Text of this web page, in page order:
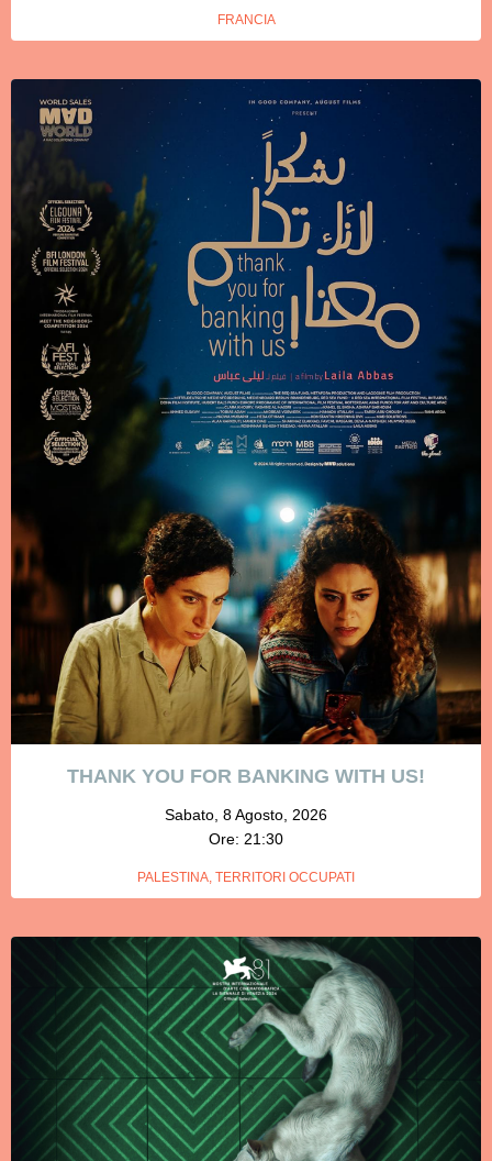
FRANCIA
THANK YOU FOR BANKING WITH US!
Sabato, 8 Agosto, 2026
Ore: 21:30
PALESTINA, TERRITORI OCCUPATI